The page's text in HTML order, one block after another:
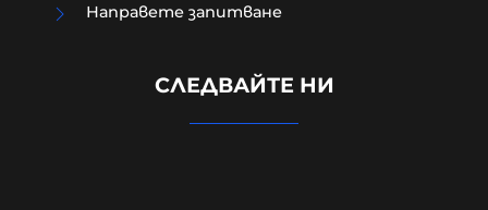
мястото на взрива на дрона
Направете запитване
СЛЕДВАЙТЕ НИ